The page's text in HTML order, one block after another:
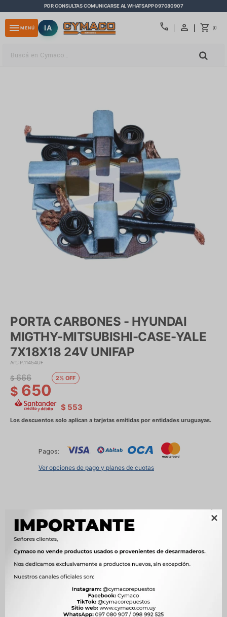

POR CONSULTAS COMUNICARSE AL WHATSAPP 097080907
call $0
menu MENÚ IA
PORTA CARBONES - HYUNDAI
MIGTHY-MITSUBISHI-CASE-YALE
7X18X18 24V UNIFAP
P.11454UF
$ 650
$ 666 2
$ 553
Pagos:
Ver opciones de pago y planes de cuotas
OEM 1.145/4

close